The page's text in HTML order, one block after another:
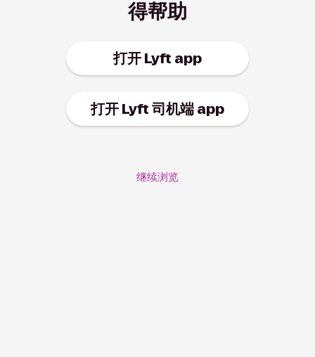
得帮助
打开 Lyft app
打开 Lyft 司机端 app
继续浏览